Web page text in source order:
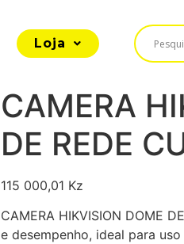
Loja
CAMERA
DE REDE
115 000,01 Kz
CAMERA HIKVISION DOME
e desempenho, ideal para